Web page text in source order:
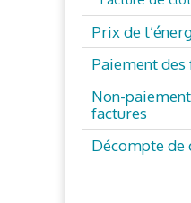
Prix de
Paiement des
Non-
factures
Décompte de